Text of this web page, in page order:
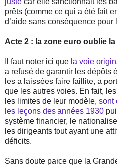
juste car elle sanctionnait les
prêts (comme ce qui a été fait
d’aide sans conséquence pour
Acte 2 : la zone euro oublie
Il faut noter ici que la voie
a refusé de garantir les dépôts
les a laissées faire faillite, a
que les autres voies. En fait,
les limites de leur modèle, sont
les leçons des années 1930
système financier, le
les dirigeants tout ayant une
déficits.
Sans doute parce que la